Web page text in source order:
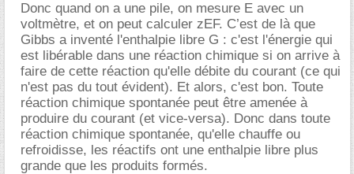
Donc quand on a une pile, on mesure E avec un
voltmètre, et on peut calculer zEF. C’est de là que
Gibbs a inventé l'enthalpie libre G : c'est l'énergie qui
est libérable dans une réaction chimique si on arrive à
faire de cette réaction qu'elle débite du courant (ce qui
n'est pas du tout évident). Et alors, c'est bon. Toute
réaction chimique spontanée peut être amenée à
produire du courant (et vice-versa). Donc dans toute
réaction chimique spontanée, qu'elle chauffe ou
refroidisse, les réactifs ont une enthalpie libre plus
grande que les produits formés.